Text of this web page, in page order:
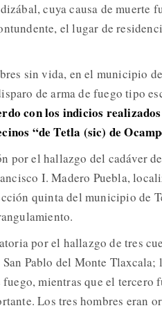
cuya causa de muerte
el lugar de
sin vida, en el municipio
de arma de fuego tipo
con los indicios
“de Tetla (sic) de
por el hallazgo del cadáver
I. Madero Puebla,
quinta del municipio de
por el hallazgo de tres
Pablo del Monte Tlaxcala;
mientras que el tercero
Los tres hombres eran